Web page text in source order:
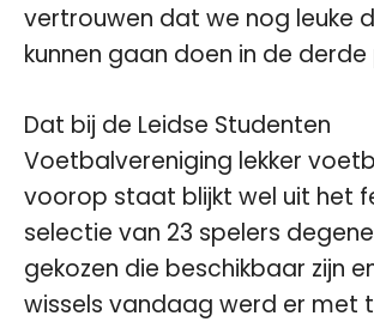
vertrouwen dat we nog leuke
kunnen gaan doen in de derde
Dat bij de Leidse Studenten
Voetbalvereniging lekker
voorop staat blijkt wel uit het
selectie van 23 spelers
gekozen die beschikbaar zijn
wissels vandaag werd er met